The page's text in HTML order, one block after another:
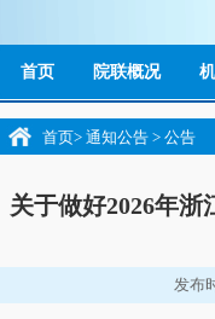
首页 院联概况
首页> 通知公告 > 公告
关于做好2026年
发布